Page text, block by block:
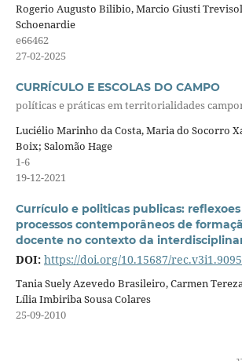
Rogerio Augusto Bilibio, Marcio Giusti
Schoenardie
e66462
27-02-2025
CURRÍCULO E ESCOLAS DO CAMPO
políticas e práticas em territorialidades
Luciélio Marinho da Costa, Maria do Socorro
Boix; Salomão Hage
1-6
19-12-2021
Currículo e politicas publicas:
processos contemporâneos de
docente no contexto da
DOI: https://doi.org/10.15687/rec.v3i1.9095
Tania Suely Azevedo Brasileiro, Carmen
Lília Imbiriba Sousa Colares
25-09-2010